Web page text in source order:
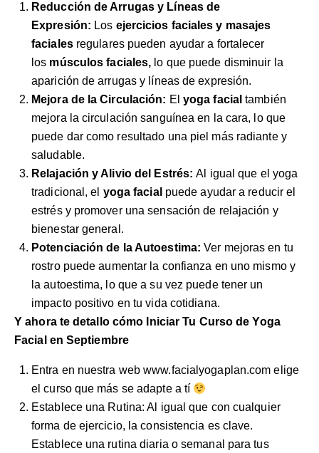
Reducción de Arrugas y Líneas de
Expresión: Los ejercicios faciales y masajes
faciales regulares pueden ayudar a fortalecer
los músculos faciales, lo que puede disminuir la
aparición de arrugas y líneas de expresión.
Mejora de la Circulación: El yoga facial también
mejora la circulación sanguínea en la cara, lo que
puede dar como resultado una piel más radiante y
saludable.
Relajación y Alivio del Estrés: Al igual que el yoga
tradicional, el yoga facial puede ayudar a reducir el
estrés y promover una sensación de relajación y
bienestar general.
Potenciación de la Autoestima: Ver mejoras en tu
rostro puede aumentar la confianza en uno mismo y
la autoestima, lo que a su vez puede tener un
impacto positivo en tu vida cotidiana.
Y ahora te detallo cómo Iniciar Tu Curso de Yoga
Facial en Septiembre
Entra en nuestra webwww.facialyogaplan.com elige
el curso que más se adapte a tí
Establece una Rutina: Al igual que con cualquier
forma de ejercicio, la consistencia es clave.
Establece una rutina diaria o semanal para tus